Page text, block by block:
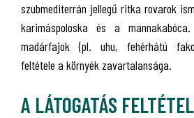
szubmediterrán jellegű ritka rovarok
karimáspoloska és a
madárfajok (pl. uhu, fehérhátú
feltétele a környék zavartalansága.
A LÁTOGATÁS